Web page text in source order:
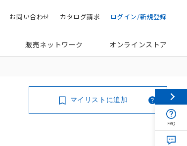
検索 ログイン/新規登録
カタログ請求
お問い合わせ
販売ネットワーク オンラインストア
マイリストに追加
FAQ